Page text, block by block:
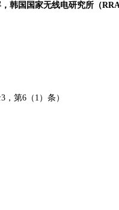
韩国国家无线电研究所（
第6（1）条）